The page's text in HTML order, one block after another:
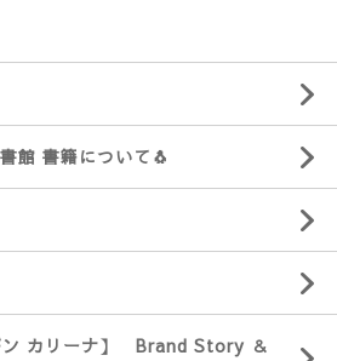
館 書籍について🐧
ン カリーナ】 Brand Story ＆